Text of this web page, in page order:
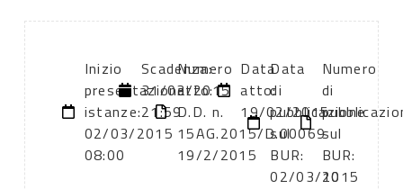
Inizio
presentazione
istanze:
02/03/2015
08:00
Scadenza:
31/03/2015
21:59
Numero
atto:
D.D. n.
15AG.2015/D.00069
19/2/2015
Data
atto:
19/02/2015
Data
di
pubblicazione
sul
BUR:
02/03/2015
Numero
di
sul
BUR:
10